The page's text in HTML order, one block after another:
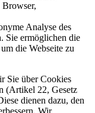
Browser,
Analyse des
Sie ermöglichen die
die Webseite zu
Sie über Cookies
(Artikel 22, Gesetz
dienen dazu, den
Wir